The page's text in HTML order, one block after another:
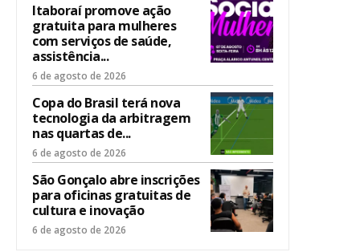
Itaboraí promove ação
gratuita para mulheres
com serviços de saúde,
assistência...
6 de agosto de 2026
Copa do Brasil terá nova
tecnologia da arbitragem
nas quartas de...
6 de agosto de 2026
São Gonçalo abre inscrições
para oficinas gratuitas de
cultura e inovação
6 de agosto de 2026